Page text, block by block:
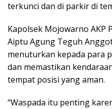
terkunci dan di parkir di
Kapolsek Mojowarno AKP
Aiptu Agung Teguh
menuturkan kepada para
dan memastikan
tempat posisi yang aman.
“Waspada itu penting